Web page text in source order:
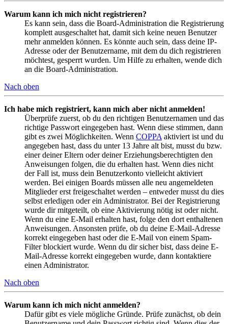
Warum kann ich mich nicht registrieren?
Es kann sein, dass die Board-Administration die Registrierung
komplett ausgeschaltet hat, damit sich keine neuen Benutzer
mehr anmelden können. Es könnte auch sein, dass deine IP-
Adresse oder der Benutzername, mit dem du dich registrieren
möchtest, gesperrt wurden. Um Hilfe zu erhalten, wende dich
an die Board-Administration.
Nach oben
Ich habe mich registriert, kann mich aber nicht anmelden!
Überprüfe zuerst, ob du den richtigen Benutzernamen und das
richtige Passwort eingegeben hast. Wenn diese stimmen, dann
gibt es zwei Möglichkeiten. Wenn COPPA aktiviert ist und du
angegeben hast, dass du unter 13 Jahre alt bist, musst du bzw.
einer deiner Eltern oder deiner Erziehungsberechtigten den
Anweisungen folgen, die du erhalten hast. Wenn dies nicht
der Fall ist, muss dein Benutzerkonto vielleicht aktiviert
werden. Bei einigen Boards müssen alle neu angemeldeten
Mitglieder erst freigeschaltet werden – entweder musst du dies
selbst erledigen oder ein Administrator. Bei der Registrierung
wurde dir mitgeteilt, ob eine Aktivierung nötig ist oder nicht.
Wenn du eine E-Mail erhalten hast, folge den dort enthaltenen
Anweisungen. Ansonsten prüfe, ob du deine E-Mail-Adresse
korrekt eingegeben hast oder die E-Mail von einem Spam-
Filter blockiert wurde. Wenn du dir sicher bist, dass deine E-
Mail-Adresse korrekt eingegeben wurde, dann kontaktiere
einen Administrator.
Nach oben
Warum kann ich mich nicht anmelden?
Dafür gibt es viele mögliche Gründe. Prüfe zunächst, ob dein